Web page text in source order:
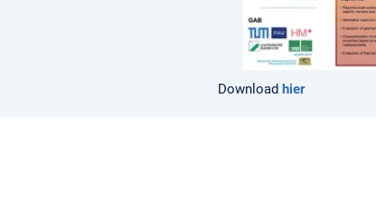
Download hier